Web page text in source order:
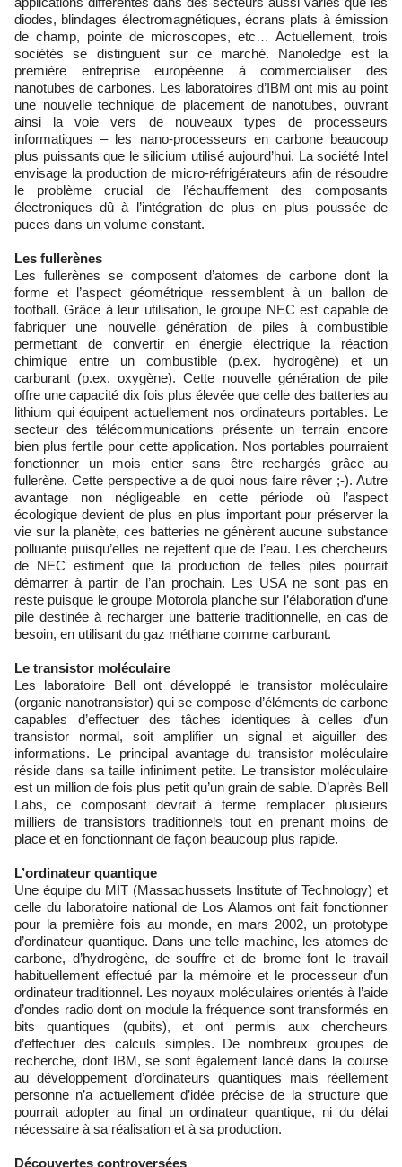
diodes, blindages électromagnétiques, écrans plats à émission
de champ, pointe de microscopes, etc… Actuellement, trois
sociétés se distinguent sur ce marché. Nanoledge est la
première entreprise européenne à commercialiser des
nanotubes de carbones. Les laboratoires d’IBM ont mis au point
une nouvelle technique de placement de nanotubes, ouvrant
ainsi la voie vers de nouveaux types de processeurs
informatiques – les nano-processeurs en carbone beaucoup
plus puissants que le silicium utilisé aujourd’hui. La société Intel
envisage la production de micro-réfrigérateurs afin de résoudre
le problème crucial de l’échauffement des composants
électroniques dû à l’intégration de plus en plus poussée de
puces dans un volume constant.
Les fullerènes
Les fullerènes se composent d’atomes de carbone dont la
forme et l’aspect géométrique ressemblent à un ballon de
football. Grâce à leur utilisation, le groupe NEC est capable de
fabriquer une nouvelle génération de piles à combustible
permettant de convertir en énergie électrique la réaction
chimique entre un combustible (p.ex. hydrogène) et un
carburant (p.ex. oxygène). Cette nouvelle génération de pile
offre une capacité dix fois plus élevée que celle des batteries au
lithium qui équipent actuellement nos ordinateurs portables. Le
secteur des télécommunications présente un terrain encore
bien plus fertile pour cette application. Nos portables pourraient
fonctionner un mois entier sans être rechargés grâce au
fullerène. Cette perspective a de quoi nous faire rêver ;-). Autre
avantage non négligeable en cette période où l’aspect
écologique devient de plus en plus important pour préserver la
vie sur la planète, ces batteries ne génèrent aucune substance
polluante puisqu’elles ne rejettent que de l’eau. Les chercheurs
de NEC estiment que la production de telles piles pourrait
démarrer à partir de l’an prochain. Les USA ne sont pas en
reste puisque le groupe Motorola planche sur l’élaboration d’une
pile destinée à recharger une batterie traditionnelle, en cas de
besoin, en utilisant du gaz méthane comme carburant.
Le transistor moléculaire
Les laboratoire Bell ont développé le transistor moléculaire
(organic nanotransistor) qui se compose d’éléments de carbone
capables d’effectuer des tâches identiques à celles d’un
transistor normal, soit amplifier un signal et aiguiller des
informations. Le principal avantage du transistor moléculaire
réside dans sa taille infiniment petite. Le transistor moléculaire
est un million de fois plus petit qu’un grain de sable. D’après Bell
Labs, ce composant devrait à terme remplacer plusieurs
milliers de transistors traditionnels tout en prenant moins de
place et en fonctionnant de façon beaucoup plus rapide.
L’ordinateur quantique
Une équipe du MIT (Massachussets Institute of Technology) et
celle du laboratoire national de Los Alamos ont fait fonctionner
pour la première fois au monde, en mars 2002, un prototype
d’ordinateur quantique. Dans une telle machine, les atomes de
carbone, d’hydrogène, de souffre et de brome font le travail
habituellement effectué par la mémoire et le processeur d’un
ordinateur traditionnel. Les noyaux moléculaires orientés à l’aide
d’ondes radio dont on module la fréquence sont transformés en
bits quantiques (qubits), et ont permis aux chercheurs
d’effectuer des calculs simples. De nombreux groupes de
recherche, dont IBM, se sont également lancé dans la course
au développement d’ordinateurs quantiques mais réellement
personne n’a actuellement d’idée précise de la structure que
pourrait adopter au final un ordinateur quantique, ni du délai
nécessaire à sa réalisation et à sa production.
Découvertes controversées